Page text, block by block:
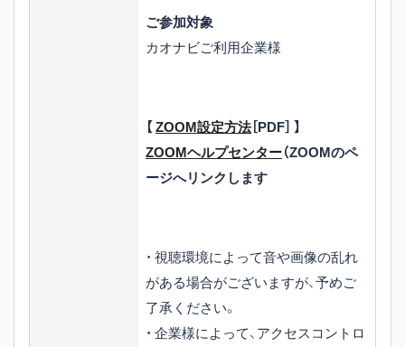
ご参加対象
カオナビご利用企業様
【ZOOM設定方法［PDF］ 】
ZOOMヘルプセンター（ZOOMのペ
ージへリンクします
・ 視聴環境によって音や画像の乱れ
がある場合がございますが、予めご
了承ください。
・ 企業様によって、アクセスコントロ